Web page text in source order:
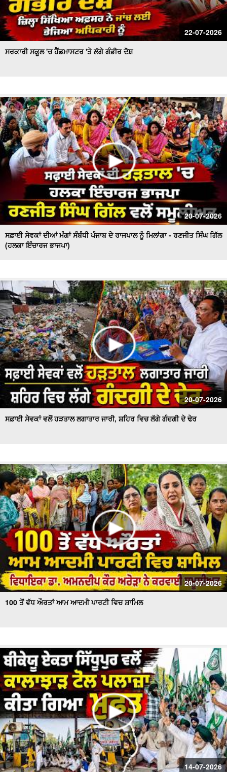
22-07-2026
ਸਰਕਾਰੀ ਸਕੂਲ 'ਚ ਹੈੱਡਮਾਸਟਰ 'ਤੇ ਲੱਗੇ ਗੰਭੀਰ ਦੋਸ਼
20-07-2026
ਸਫ਼ਾਈ ਸੇਵਕਾਂ ਦੀਆਂ ਮੰਗਾਂ ਸੰਬੰਧੀ ਪੰਜਾਬ ਦੇ ਰਾਜਪਾਲ ਨੂੰ ਮਿਲਾਂਗਾ - ਰਣਜੀਤ ਸਿੰਘ ਗਿੱਲ
(ਹਲਕਾ ਇੰਚਾਰਜ ਭਾਜਪਾ)
20-07-2026
ਸਫ਼ਾਈ ਸੇਵਕਾਂ ਵਲੋਂ ਹੜਤਾਲ ਲਗਾਤਾਰ ਜਾਰੀ, ਸ਼ਹਿਰ ਵਿਚ ਲੱਗੇ ਗੰਦਗੀ ਦੇ ਢੇਰ
20-07-2026
100 ਤੋਂ ਵੱਧ ਔਰਤਾਂ ਆਮ ਆਦਮੀ ਪਾਰਟੀ ਵਿਚ ਸ਼ਾਮਿਲ
14-07-2026